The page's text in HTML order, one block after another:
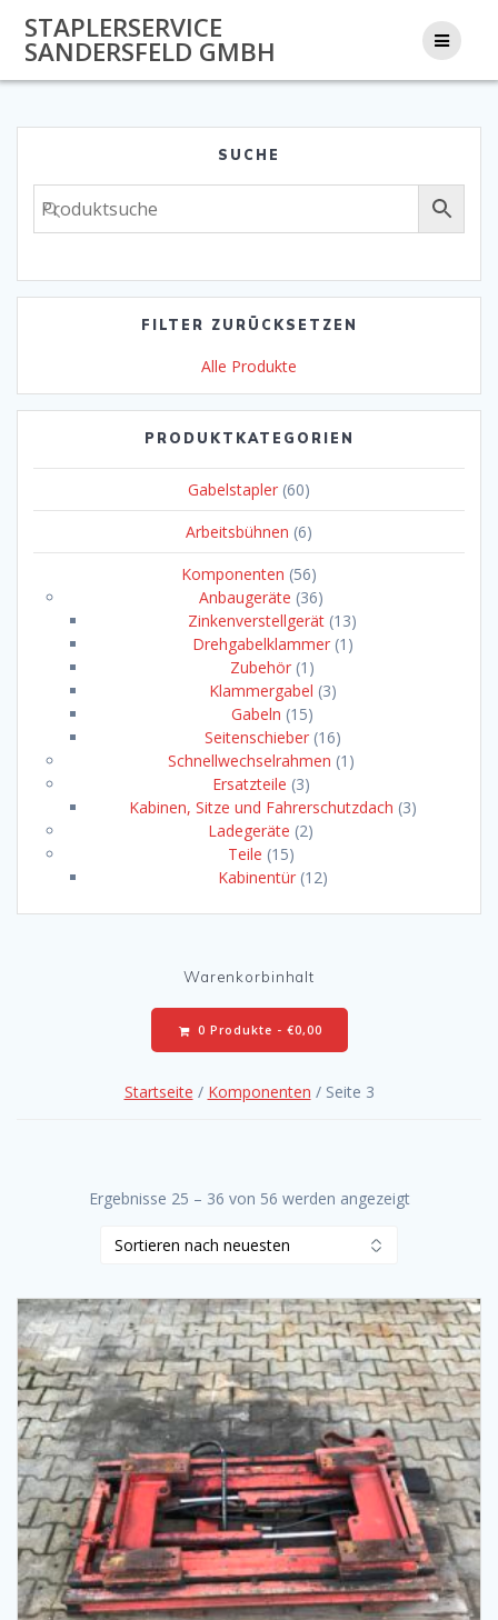
springen
STAPLERSERVICE
SANDERSFELD GMBH
SUCHE
FILTER ZURÜCKSETZEN
Alle Produkte
PRODUKTKATEGORIEN
Gabelstapler (60)
Arbeitsbühnen (6)
Komponenten (56)
Anbaugeräte (36)
Zinkenverstellgerät (13)
Drehgabelklammer (1)
Zubehör (1)
Klammergabel (3)
Gabeln (15)
Seitenschieber (16)
Schnellwechselrahmen (1)
Ersatzteile (3)
Kabinen, Sitze und Fahrerschutzdach (3)
Ladegeräte (2)
Teile (15)
Kabinentür (12)
Warenkorbinhalt
0 Produkte - €0,00
Startseite / Komponenten / Seite 3
Ergebnisse 25 – 36 von 56 werden angezeigt